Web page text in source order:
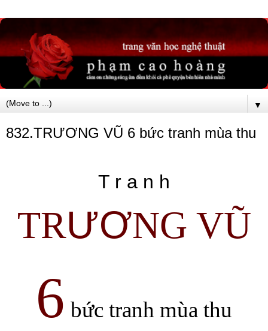
▼
832.TRƯƠNG VŨ 6 bức tranh mùa thu
T r a n h
TRƯƠNG VŨ
6 bức tranh mùa thu